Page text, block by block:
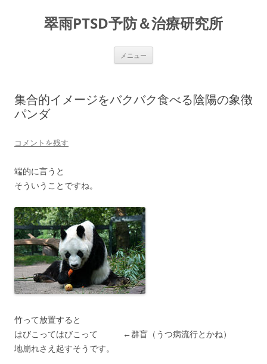
翠雨PTSD予防＆治療研究所
メニュー
集合的イメージをバクバク食べる陰陽の象徴
パンダ
コメントを残す
端的に言うと
そういうことですね。
竹って放置すると
はびこってはびこって ←群盲（うつ病流行とかね）
地崩れさえ起すそうです。